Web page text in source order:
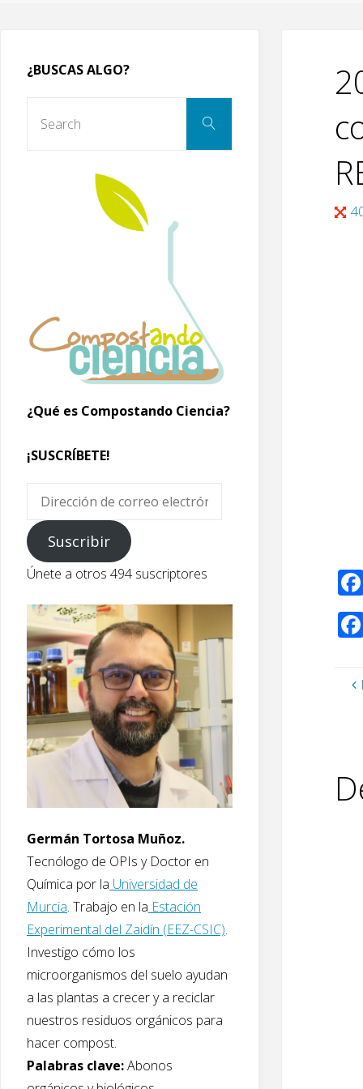
Full
¿BUSCAS ALGO?
Search
¿Qué es Compostando Ciencia?
¡SUSCRÍBETE!
Dirección
correo
electrónico
Suscribir
Únete a otros 494 suscriptores
Germán Tortosa Muñoz.
Tecnólogo de OPIs y Doctor en
Química por la Universidad de
Murcia. Trabajo en la Estación
Experimental del Zaidín (EEZ-CSIC).
Investigo cómo los
microorganismos del suelo ayudan
a las plantas a crecer y a reciclar
nuestros residuos orgánicos para
hacer compost.
Palabras clave:Abonos